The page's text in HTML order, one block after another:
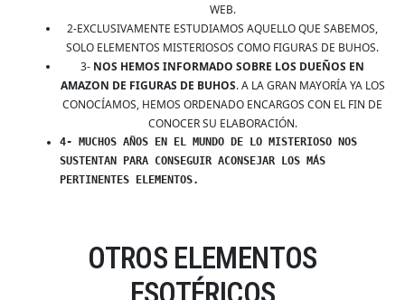
WEB.
2-EXCLUSIVAMENTE ESTUDIAMOS AQUELLO QUE SABEMOS,
SOLO ELEMENTOS MISTERIOSOS COMO FIGURAS DE BUHOS.
3- NOS HEMOS INFORMADO SOBRE LOS DUEÑOS EN
AMAZON DE FIGURAS DE BUHOS. A LA GRAN MAYORÍA YA LOS
CONOCÍAMOS, HEMOS ORDENADO ENCARGOS CON EL FIN DE
CONOCER SU ELABORACIÓN.
4- MUCHOS AÑOS EN EL MUNDO DE LO MISTERIOSO NOS
SUSTENTAN PARA CONSEGUIR ACONSEJAR LOS MÁS
PERTINENTES ELEMENTOS.
OTROS ELEMENTOS